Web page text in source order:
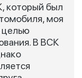
который был
моя
целью
В ВСК